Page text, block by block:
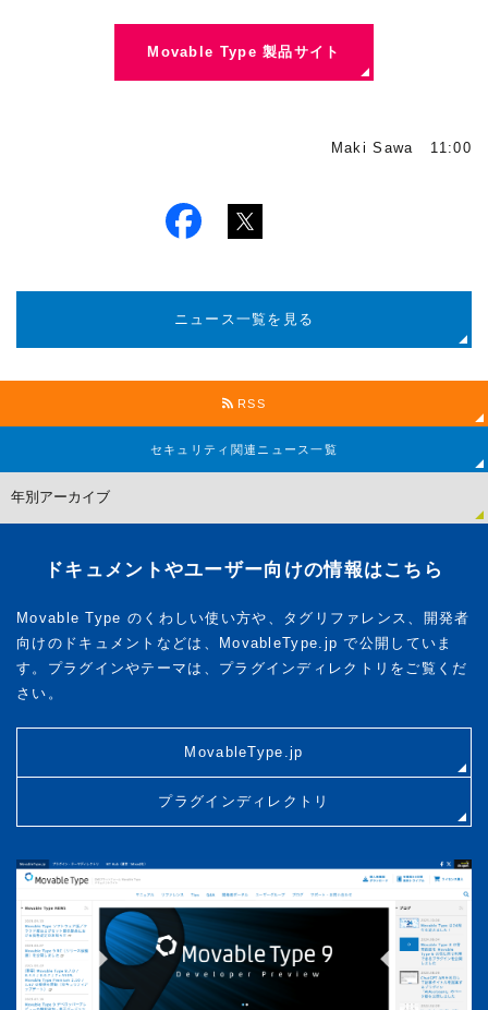
Movable Type 製品サイト
Maki Sawa 11:00
ニュース一覧を見る
RSS
セキュリティ関連 ニュース一覧
ドキュメントやユーザー向けの情報はこちら
Movable Type のくわしい使い方や、タグリファレンス、開発者
向けのドキュメントなどは、MovableType.jp で公開していま
す。プラグインやテーマは、プラグインディレクトリをご覧くだ
さい。
MovableType.jp
プラグインディレクトリ